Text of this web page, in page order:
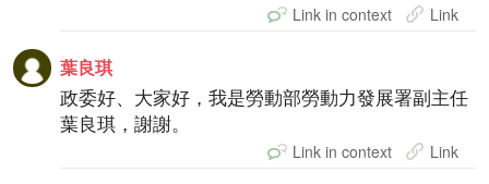
Link in context Link
葉良琪
政委好、大家好，我是勞動部勞動力發展署副主任
葉良琪，謝謝。
Link in context Link